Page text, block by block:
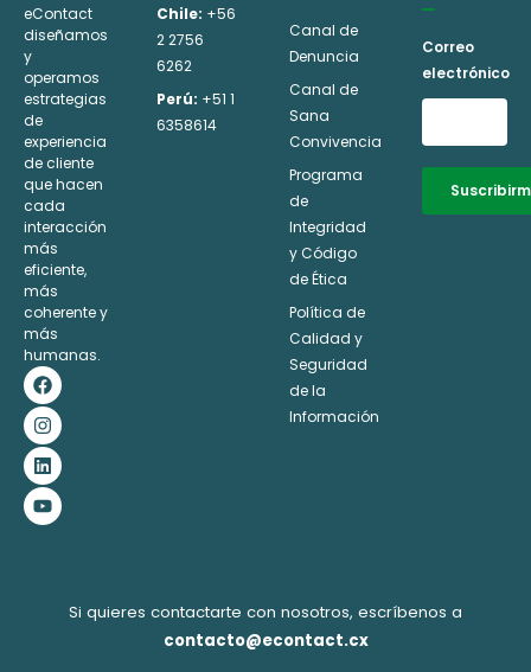
eContact
diseñamos
y
operamos
estrategias
de
experiencia
de cliente
que hacen
cada
interacción
más
eficiente,
más
coherente y
más
humanas.
F
a
c
e
b
o
o
k
I
n
s
t
a
g
r
a
m
L
i
n
k
e
d
i
n
Y
o
u
t
u
b
e
Chile: +56
2 2756
6262
Perú: +51 1
6358614
Canal de
Denuncia
Canal de
Sana
Convivencia
Programa
de
Integridad
y Código
de Ética
Política de
Calidad y
Seguridad
de la
Información
Correo
electrónico
Si quieres contactarte con nosotros, escríbenos a
contacto@econtact.cx